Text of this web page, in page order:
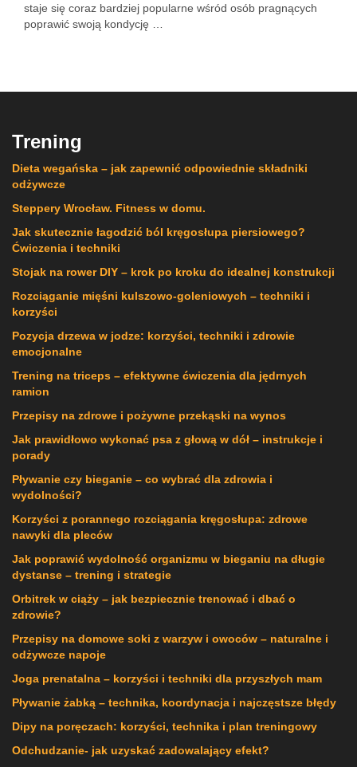
staje się coraz bardziej popularne wśród osób pragnących
poprawić swoją kondycję …
Trening
Dieta wegańska – jak zapewnić odpowiednie składniki
odżywcze
Steppery Wrocław. Fitness w domu.
Jak skutecznie łagodzić ból kręgosłupa piersiowego?
Ćwiczenia i techniki
Stojak na rower DIY – krok po kroku do idealnej konstrukcji
Rozciąganie mięśni kulszowo-goleniowych – techniki i
korzyści
Pozycja drzewa w jodze: korzyści, techniki i zdrowie
emocjonalne
Trening na triceps – efektywne ćwiczenia dla jędrnych
ramion
Przepisy na zdrowe i pożywne przekąski na wynos
Jak prawidłowo wykonać psa z głową w dół – instrukcje i
porady
Pływanie czy bieganie – co wybrać dla zdrowia i
wydolności?
Korzyści z porannego rozciągania kręgosłupa: zdrowe
nawyki dla pleców
Jak poprawić wydolność organizmu w bieganiu na długie
dystanse – trening i strategie
Orbitrek w ciąży – jak bezpiecznie trenować i dbać o
zdrowie?
Przepisy na domowe soki z warzyw i owoców – naturalne i
odżywcze napoje
Joga prenatalna – korzyści i techniki dla przyszłych mam
Pływanie żabką – technika, koordynacja i najczęstsze błędy
Dipy na poręczach: korzyści, technika i plan treningowy
Odchudzanie- jak uzyskać zadowalający efekt?